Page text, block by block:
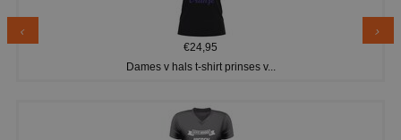
€24,95
Dames v hals t-shirt prinses v...